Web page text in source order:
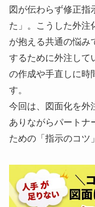
図が伝わらず修正指
た」。こうした外注
が抱える共通の悩み
するために外注して
の作成や手直しに時
す。
今回は、図面化を外
ありながらパートナ
ための「指示のコツ